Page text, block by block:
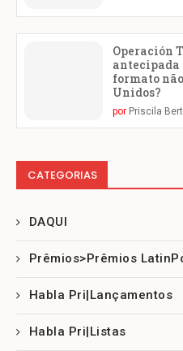
Operación
antecipada
formato
Unidos?
por Priscila
CATEGORIAS
DAQUI
Prêmios>Prêmios
Habla Pri|Lançamentos
Habla Pri|Listas